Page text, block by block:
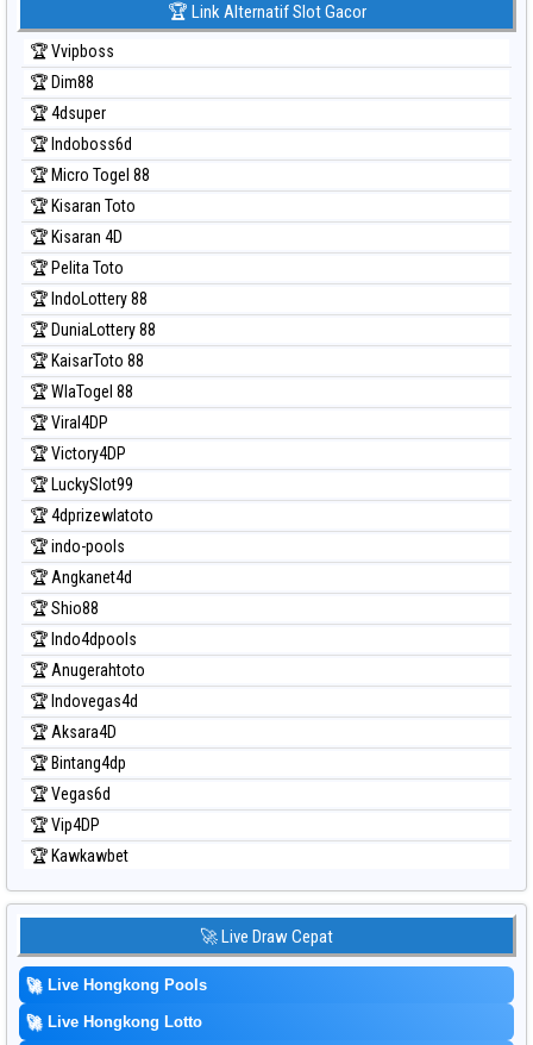
Prediksi Kuda Lari
Prediksi Magnum Cambodia
Prediksi Nagoya
Prediksi North Carolina Day
Prediksi Pcso
Prediksi Sao Paulo
Prediksi Singapore
Prediksi Sydney
Prediksi Sydney Lottery
Prediksi Sydney Lottery 6d
Prediksi Sydney Lotto
Prediksi Sydney Pools 6d
Prediksi Taipei
Prediksi Taiwan
🏆 Link Alternatif Slot Gacor
🏆 Vvipboss
🏆 Dim88
🏆 4dsuper
🏆 Indoboss6d
🏆 Micro Togel 88
🏆 Kisaran Toto
🏆 Kisaran 4D
🏆 Pelita Toto
🏆 IndoLottery 88
🏆 DuniaLottery 88
🏆 KaisarToto 88
🏆 WlaTogel 88
🏆 Viral4DP
🏆 Victory4DP
🏆 LuckySlot99
🏆 4dprizewlatoto
🏆 indo-pools
🏆 Angkanet4d
🏆 Shio88
🏆 Indo4dpools
🏆 Anugerahtoto
🏆 Indovegas4d
🏆 Aksara4D
🏆 Bintang4dp
🏆 Vegas6d
🏆 Vip4DP
🏆 Kawkawbet
🚀 Live Draw Cepat
🚀 Live Hongkong Pools
🚀 Live Hongkong Lotto